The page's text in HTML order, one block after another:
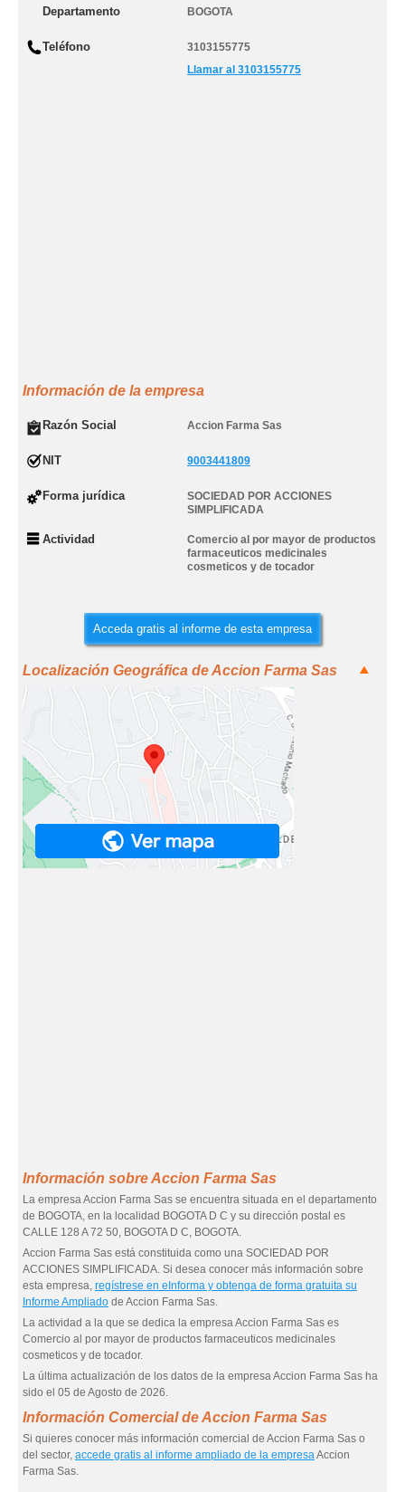
Departamento BOGOTA
Teléfono
3103155775
Llamar al 3103155775
Información de la empresa
Razón Social Accion Farma Sas
NIT 9003441809
Forma jurídica
SOCIEDAD POR ACCIONES
SIMPLIFICADA
Actividad
Comercio al por mayor de productos
farmaceuticos medicinales
cosmeticos y de tocador
Acceda gratis al informe de esta empresa
Localización Geográfica de Accion Farma Sas
Información sobre Accion Farma Sas
La empresa Accion Farma Sas se encuentra situada en el departamento
de BOGOTA, en la localidad BOGOTA D C y su dirección postal es
CALLE 128 A 72 50, BOGOTA D C, BOGOTA.
Accion Farma Sas está constituida como una SOCIEDAD POR
ACCIONES SIMPLIFICADA. Si desea conocer más información sobre
esta empresa, regístrese en eInforma y obtenga de forma gratuita su
Informe Ampliado de Accion Farma Sas.
La actividad a la que se dedica la empresa Accion Farma Sas es
Comercio al por mayor de productos farmaceuticos medicinales
cosmeticos y de tocador.
La última actualización de los datos de la empresa Accion Farma Sas ha
sido el 05 de Agosto de 2026.
Información Comercial de Accion Farma Sas
Si quieres conocer más información comercial de Accion Farma Sas o
del sector, accede gratis al informe ampliado de la empresaAccion
Farma Sas.